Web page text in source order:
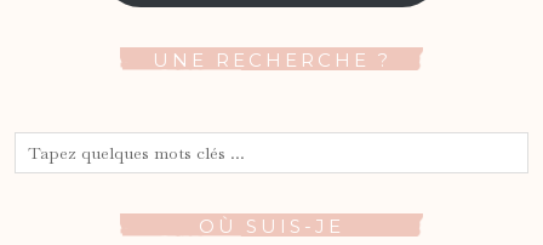
UNE RECHERCHE ?
OÙ SUIS-JE